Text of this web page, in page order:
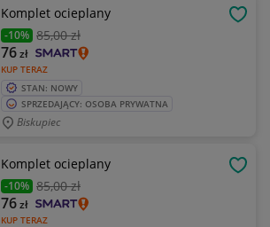
Komplet ocieplany
-10% 85,00 zł
KUP TERAZ
76zł
STAN: NOWY
SPRZEDAJĄCY: OSOBA PRYWATNA
Biskupiec
Komplet ocieplany
-10% 85,00 zł
KUP TERAZ
76zł